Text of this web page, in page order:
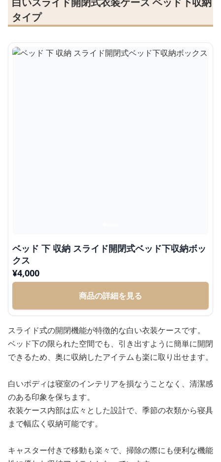
タイプ
ベッド 下 収納 スライド開閉式ベッド下収納ボッ
クス
¥4,000
商品の詳細を見る
スライド式の開閉機能が特徴的な白い衣装ケースです。
ベッド下の限られた空間でも、引き出すように簡単に開閉
できるため、奥に収納したアイテムも楽に取り出せます。
白いボディは寝室のインテリアを損なうことなく、清潔感
のある印象を保ちます。
衣装ケース内部は広々とした設計で、季節の衣類から寝具
まで幅広く収納可能です。
キャスター付きで移動も楽々で、掃除の際にも便利な機能